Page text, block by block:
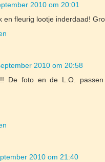
2010 om 20:01
en fleurig lootje inderdaad!
2010 om 20:58
De foto en de L.O.
2010 om 21:40